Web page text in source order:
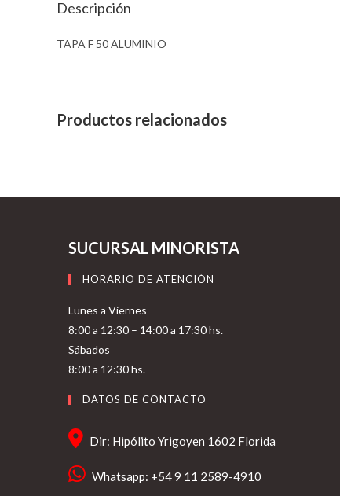
Descripción
TAPA F 50 ALUMINIO
Productos relacionados
SUCURSAL MINORISTA
HORARIO DE ATENCIÓN
Lunes a Viernes
8:00 a 12:30 – 14:00 a 17:30 hs.
Sábados
8:00 a 12:30 hs.
DATOS DE CONTACTO
Dir: Hipólito Yrigoyen 1602 Florida
Whatsapp: +54 9 11 2589-4910